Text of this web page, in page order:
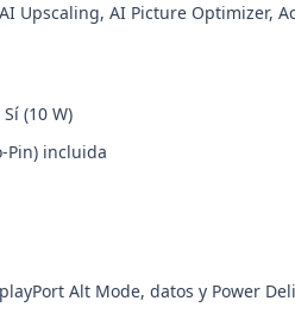
Upscaling, AI Picture Optimizer,
(10 W)
Pin) incluida
Alt Mode, datos y Power